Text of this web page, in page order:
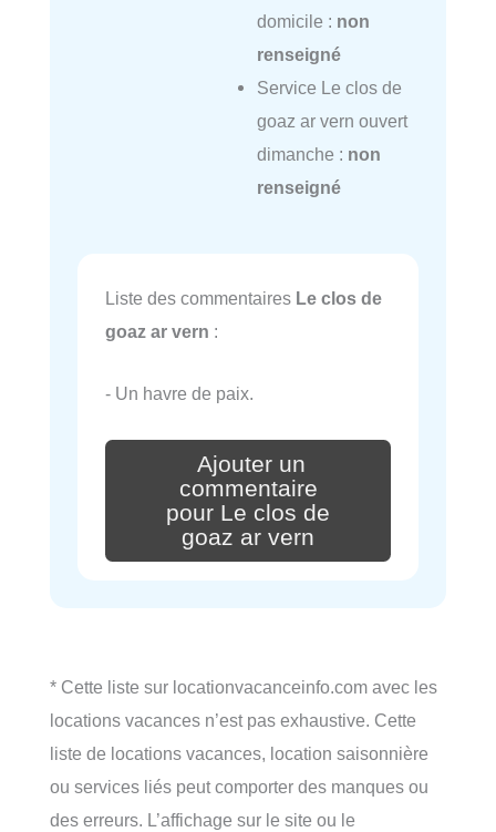
domicile : non
renseigné
Service Le clos de
goaz ar vern ouvert
dimanche : non
renseigné
Liste des commentaires Le clos de
goaz ar vern :
- Un havre de paix.
Ajouter un
commentaire
pour Le clos de
goaz ar vern
* Cette liste sur locationvacanceinfo.com avec les
locations vacances n’est pas exhaustive. Cette
liste de locations vacances, location saisonnière
ou services liés peut comporter des manques ou
des erreurs. L’affichage sur le site ou le